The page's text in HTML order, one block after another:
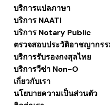
บริการแปลภาษา
บริการ NAATI
บริการ Notary Public
ตรวจสอบประวัติอาชญากร
บริการรับรองกงสุลไทย
บริการวีซ่า Non-O
เกี่ยวกับเรา
นโยบายความเป็นส่วนตัว